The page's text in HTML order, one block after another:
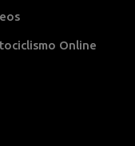
Online